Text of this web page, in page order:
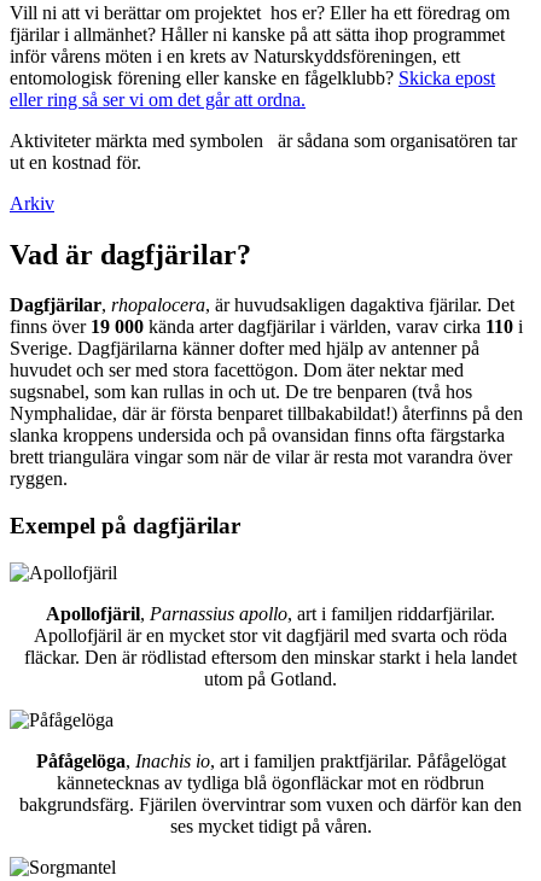
Vill ni att vi berättar om projektet hos er? Eller ha ett föredrag om
fjärilar i allmänhet? Håller ni kanske på att sätta ihop programmet
inför vårens möten i en krets av Naturskyddsföreningen, ett
entomologisk förening eller kanske en fågelklubb? Skicka epost
eller ring så ser vi om det går att ordna.
Aktiviteter märkta med symbolen
är sådana som organisatören tar
ut en kostnad för.
Arkiv
Vad är dagfjärilar?
Dagfjärilar, rhopalocera, är huvudsakligen dagaktiva fjärilar. Det
finns över 19 000 kända arter dagfjärilar i världen, varav cirka 110 i
Sverige. Dagfjärilarna känner dofter med hjälp av antenner på
huvudet och ser med stora facettögon. Dom äter nektar med
sugsnabel, som kan rullas in och ut. De tre benparen (två hos
Nymphalidae, där är första benparet tillbakabildat!) återfinns på den
slanka kroppens undersida och på ovansidan finns ofta färgstarka
brett triangulära vingar som när de vilar är resta mot varandra över
ryggen.
Exempel på dagfjärilar
Apollofjäril, Parnassius apollo, art i familjen riddarfjärilar.
Apollofjäril är en mycket stor vit dagfjäril med svarta och röda
fläckar. Den är rödlistad eftersom den minskar starkt i hela landet
utom på Gotland.
Påfågelöga, Inachis io, art i familjen praktfjärilar. Påfågelögat
kännetecknas av tydliga blå ögonfläckar mot en rödbrun
bakgrundsfärg. Fjärilen övervintrar som vuxen och därför kan den
ses mycket tidigt på våren.